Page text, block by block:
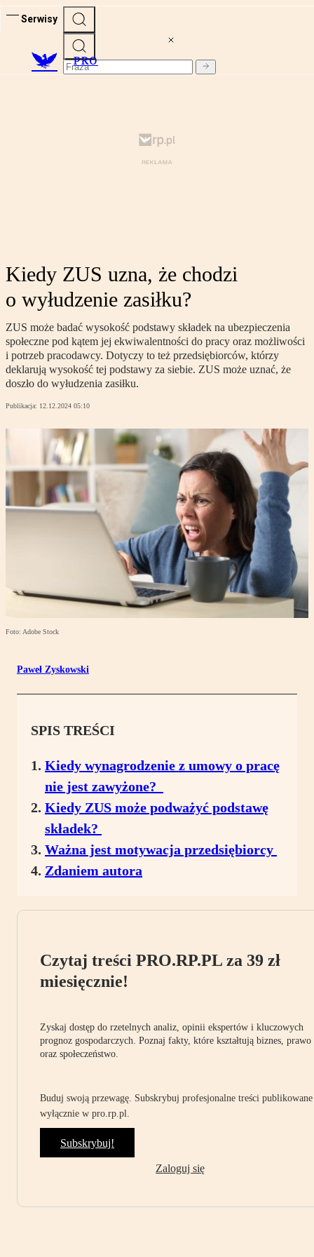
Serwisy
PRO
Kiedy ZUS uzna, że chodzi
o wyłudzenie zasiłku?
ZUS może badać wysokość podstawy składek na ubezpieczenia
społeczne pod kątem jej ekwiwalentności do pracy oraz możliwości
i potrzeb pracodawcy. Dotyczy to też przedsiębiorców, którzy
deklarują wysokość tej podstawy za siebie. ZUS może uznać, że
doszło do wyłudzenia zasiłku.
Publikacja: 12.12.2024 05:10
Foto: Adobe Stock
Paweł Zyskowski
SPIS TREŚCI
Kiedy wynagrodzenie z umowy o pracę
nie jest zawyżone?
Kiedy ZUS może podważyć podstawę
składek?
Ważna jest motywacja przedsiębiorcy
Zdaniem autora
Czytaj treści PRO.RP.PL za 39 zł
miesięcznie!
Zyskaj dostęp do rzetelnych analiz, opinii ekspertów i kluczowych
prognoz gospodarczych. Poznaj fakty, które kształtują biznes, prawo
oraz społeczeństwo.
Buduj swoją przewagę. Subskrybuj profesjonalne treści publikowane
wyłącznie w pro.rp.pl.
Subskrybuj!
Zaloguj się